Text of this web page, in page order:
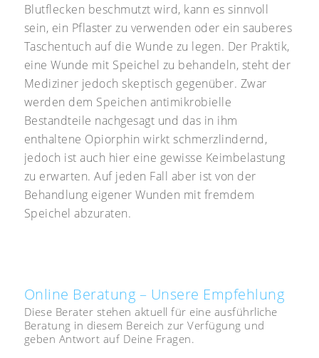
Blutflecken beschmutzt wird, kann es sinnvoll
sein, ein Pflaster zu verwenden oder ein sauberes
Taschentuch auf die Wunde zu legen. Der Praktik,
eine Wunde mit Speichel zu behandeln, steht der
Mediziner jedoch skeptisch gegenüber. Zwar
werden dem Speichen antimikrobielle
Bestandteile nachgesagt und das in ihm
enthaltene Opiorphin wirkt schmerzlindernd,
jedoch ist auch hier eine gewisse Keimbelastung
zu erwarten. Auf jeden Fall aber ist von der
Behandlung eigener Wunden mit fremdem
Speichel abzuraten.
Online Beratung – Unsere Empfehlung
Diese Berater stehen aktuell für eine ausführliche
Beratung in diesem Bereich zur Verfügung und
geben Antwort auf Deine Fragen.